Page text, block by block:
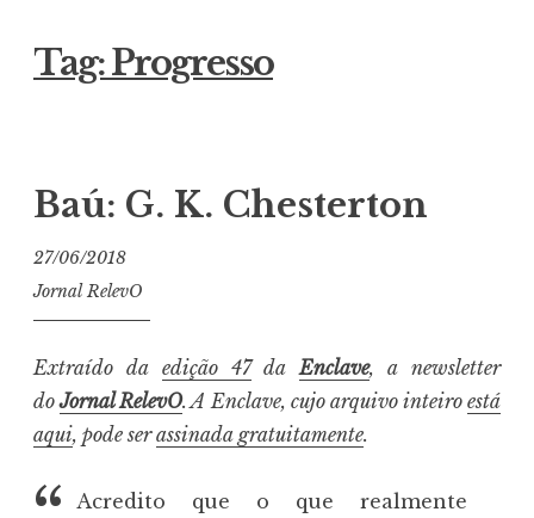
Tag:Progresso
Baú: G. K. Chesterton
27/06/2018
Jornal RelevO
Extraído da edição 47daEnclave, a newsletter
doJornal RelevO. A Enclave, cujo arquivo inteiro está
aqui, pode serassinada gratuitamente.
Acredito que o que realmente